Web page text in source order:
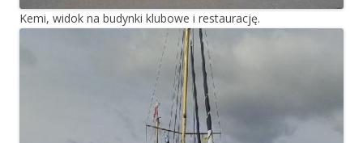
Kemi, widok na budynki klubowe i restaurację.